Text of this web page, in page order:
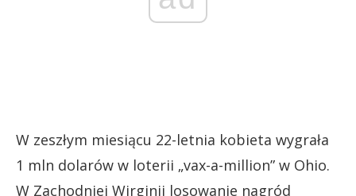
W zeszłym miesiącu 22-letnia kobieta wygrała
1 mln dolarów w loterii „vax-a-million” w Ohio.
W Zachodniej Wirginii losowanie nagród